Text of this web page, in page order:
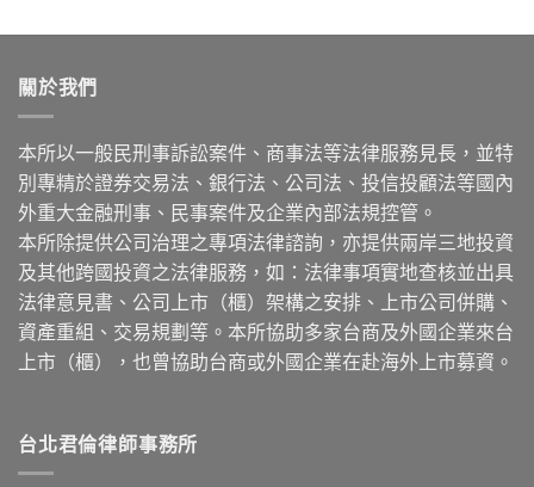
關於我們
本所以一般民刑事訴訟案件、商事法等法律服務見長，並特
別專精於證券交易法、銀行法、公司法、投信投顧法等國內
外重大金融刑事、民事案件及企業內部法規控管。
本所除提供公司治理之專項法律諮詢，亦提供兩岸三地投資
及其他跨國投資之法律服務，如：法律事項實地查核並出具
法律意見書、公司上市（櫃）架構之安排、上市公司併購、
資產重組、交易規劃等。本所協助多家台商及外國企業來台
上市（櫃），也曾協助台商或外國企業在赴海外上市募資。
台北君倫律師事務所